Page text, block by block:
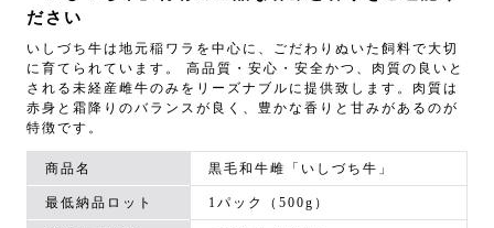
ださい
いしづち牛は地元稲ワラを中心に、ごだわりぬいた飼料で大切
に育てられています。 高品質・安心・安全かつ、肉質の良いと
される未経産雌牛のみをリーズナブルに提供致します。肉質は
赤身と霜降りのバランスが良く、豊かな香りと甘みがあるのが
特徴です。
商品名 黒毛和牛雌「いしづち牛」
最低納品ロット 1パック（500g）